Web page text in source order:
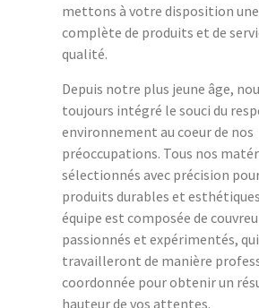
mettons à votre disposition
complète de produits et de
qualité.
Depuis notre plus jeune âge,
toujours intégré le souci du
environnement au coeur de nos
préoccupations. Tous nos
sélectionnés avec précision
produits durables et
équipe est composée de
passionnés et expérimentés, qui
travailleront de manière
coordonnée pour obtenir un
hauteur de vos attentes.